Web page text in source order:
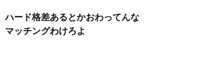
ハード格差あるとかおわってんな
マッチングわけろよ